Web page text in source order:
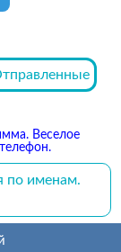
Веселое
по именам.